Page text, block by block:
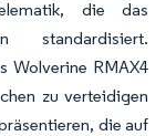
die das
standardisiert.
Wolverine RMAX4
zu verteidigen
die auf